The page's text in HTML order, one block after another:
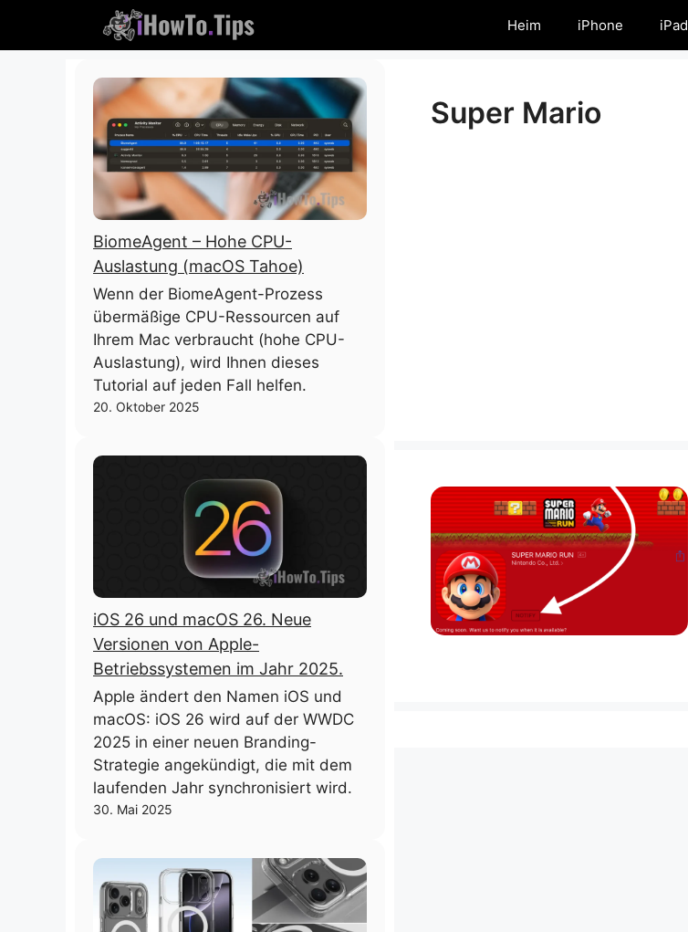
zu
Heim iPhone iPad
Super Mario
BiomeAgent – ​​Hohe CPU-
Auslastung (macOS Tahoe)
Wenn der BiomeAgent-Prozess
übermäßige CPU-Ressourcen auf
Ihrem Mac verbraucht (hohe CPU-
Auslastung), wird Ihnen dieses
Tutorial auf jeden Fall helfen.
20. Oktober 2025
iOS 26 und macOS 26. Neue
Versionen von Apple-
Betriebssystemen im Jahr 2025.
Apple ändert den Namen iOS und
macOS: iOS 26 wird auf der WWDC
2025 in einer neuen Branding-
Strategie angekündigt, die mit dem
laufenden Jahr synchronisiert wird.
30. Mai 2025